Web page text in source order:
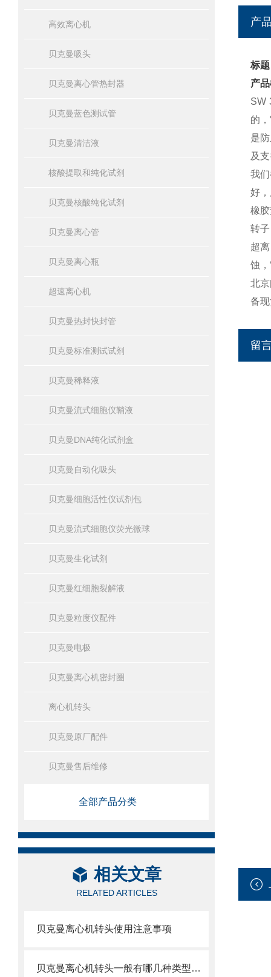
高效离心机
贝克曼吸头
贝克曼离心管热封器
贝克曼蓝色测试管
贝克曼清洁液
核酸提取和纯化试剂
贝克曼核酸纯化试剂
贝克曼离心管
贝克曼离心瓶
超速离心机
贝克曼热封快封管
贝克曼标准测试试剂
贝克曼稀释液
贝克曼流式细胞仪鞘液
贝克曼DNA纯化试剂盒
贝克曼自动化吸头
贝克曼细胞活性仪试剂包
贝克曼流式细胞仪荧光微球
贝克曼生化试剂
贝克曼红细胞裂解液
贝克曼粒度仪配件
贝克曼电极
贝克曼离心机密封圈
离心机转头
贝克曼原厂配件
贝克曼售后维修
全部产品分类
相关文章
RELATED ARTICLES
贝克曼离心机转头使用注意事项
贝克曼离心机转头一般有哪几种类型呢？
产
标
产
SW
的
是
及
我
好
橡
转
超
蚀
北
备
留